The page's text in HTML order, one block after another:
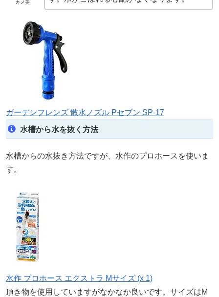
カメ美
ガーデンフレンズ 散水ノズル Pセブン SP-17
水槽から水を抜く方法
水槽からの水抜き方法ですが、水作のプロホースを使いま
す。
水作 プロホース エクストラ Mサイズ (x 1)
頂き物を使用していますがなかなか良いです。サイズはM